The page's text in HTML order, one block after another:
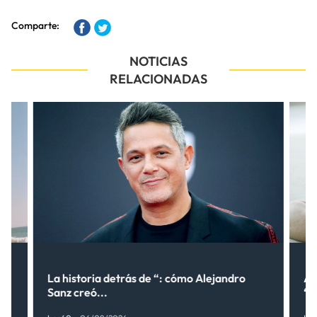
Comparte:
NOTICIAS
RELACIONADAS
La historia detrás de “: cómo Alejandro
Sanz creó...